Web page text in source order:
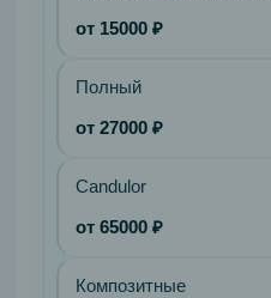
от 15000 ₽
Полный
от 27000 ₽
Candulor
от 65000 ₽
Композитные